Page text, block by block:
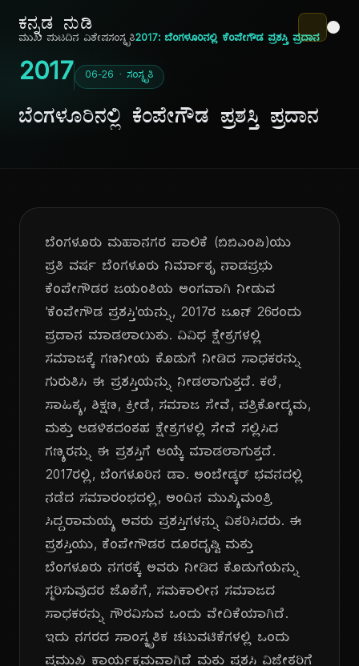
ಕನ್ನಡ ನುಡಿ
ಮುಖ ಪುಟದಿನ ವಿಶೇಷಸಂಸ್ಕೃತಿ2017: ಬೆಂಗಳೂರಿನಲ್ಲಿ ಕೆಂಪೇಗೌಡ ಪ್ರಶಸ್ತಿ ಪ್ರದಾನ
2017 06-26 · ಸಂಸ್ಕೃತಿ
ಬೆಂಗಳೂರಿನಲ್ಲಿ ಕೆಂಪೇಗೌಡ ಪ್ರಶಸ್ತಿ ಪ್ರದಾನ
ಬೆಂಗಳೂರು ಮಹಾನಗರ ಪಾಲಿಕೆ (ಬಿಬಿಎಂಪಿ)ಯು
ಪ್ರತಿ ವರ್ಷ ಬೆಂಗಳೂರು ನಿರ್ಮಾತೃ ನಾಡಪ್ರಭು
ಕೆಂಪೇಗೌಡರ ಜಯಂತಿಯ ಅಂಗವಾಗಿ ನೀಡುವ
'ಕೆಂಪೇಗೌಡ ಪ್ರಶಸ್ತಿ'ಯನ್ನು, 2017ರ ಜೂನ್ 26ರಂದು
ಪ್ರದಾನ ಮಾಡಲಾಯಿತು. ವಿವಿಧ ಕ್ಷೇತ್ರಗಳಲ್ಲಿ
ಸಮಾಜಕ್ಕೆ ಗಣನೀಯ ಕೊಡುಗೆ ನೀಡಿದ ಸಾಧಕರನ್ನು
ಗುರುತಿಸಿ ಈ ಪ್ರಶಸ್ತಿಯನ್ನು ನೀಡಲಾಗುತ್ತದೆ. ಕಲೆ,
ಸಾಹಿತ್ಯ, ಶಿಕ್ಷಣ, ಕ್ರೀಡೆ, ಸಮಾಜ ಸೇವೆ, ಪತ್ರಿಕೋದ್ಯಮ,
ಮತ್ತು ಆಡಳಿತದಂತಹ ಕ್ಷೇತ್ರಗಳಲ್ಲಿ ಸೇವೆ ಸಲ್ಲಿಸಿದ
ಗಣ್ಯರನ್ನು ಈ ಪ್ರಶಸ್ತಿಗೆ ಆಯ್ಕೆ ಮಾಡಲಾಗುತ್ತದೆ.
2017ರಲ್ಲಿ, ಬೆಂಗಳೂರಿನ ಡಾ. ಅಂಬೇಡ್ಕರ್ ಭವನದಲ್ಲಿ
ನಡೆದ ಸಮಾರಂಭದಲ್ಲಿ, ಅಂದಿನ ಮುಖ್ಯಮಂತ್ರಿ
ಸಿದ್ದರಾಮಯ್ಯ ಅವರು ಪ್ರಶಸ್ತಿಗಳನ್ನು ವಿತರಿಸಿದರು. ಈ
ಪ್ರಶಸ್ತಿಯು, ಕೆಂಪೇಗೌಡರ ದೂರದೃಷ್ಟಿ ಮತ್ತು
ಬೆಂಗಳೂರು ನಗರಕ್ಕೆ ಅವರು ನೀಡಿದ ಕೊಡುಗೆಯನ್ನು
ಸ್ಮರಿಸುವುದರ ಜೊತೆಗೆ, ಸಮಕಾಲೀನ ಸಮಾಜದ
ಸಾಧಕರನ್ನು ಗೌರವಿಸುವ ಒಂದು ವೇದಿಕೆಯಾಗಿದೆ.
ಇದು ನಗರದ ಸಾಂಸ್ಕೃತಿಕ ಚಟುವಟಿಕೆಗಳಲ್ಲಿ ಒಂದು